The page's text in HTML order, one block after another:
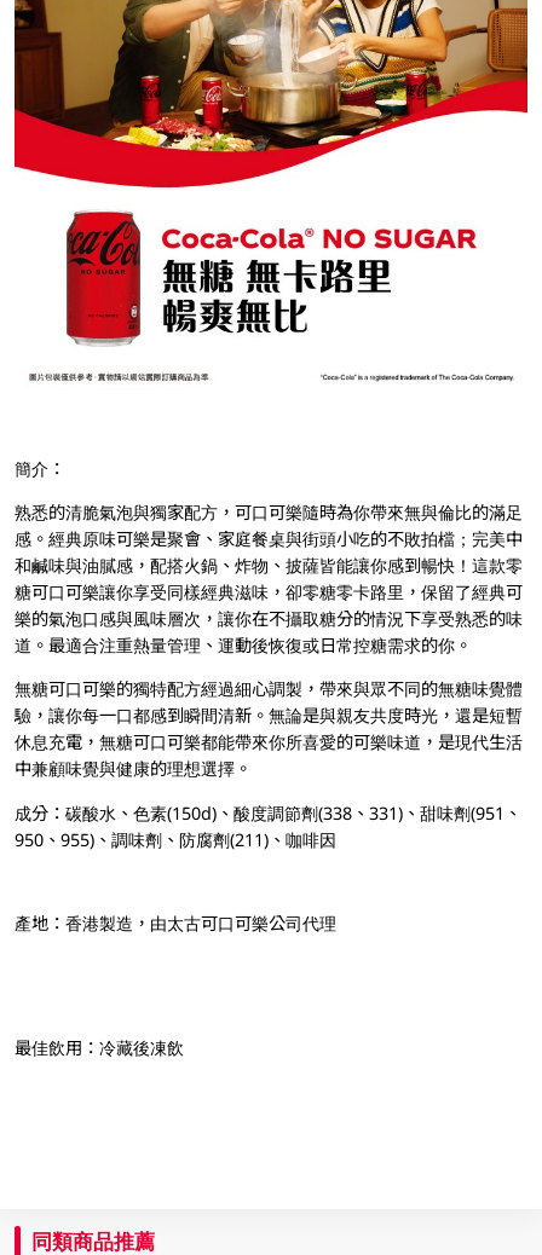
簡介：
熟悉的清脆氣泡與獨家配方，可口可樂隨時為你帶來無與倫比的滿足
感。經典原味可樂是聚會、家庭餐桌與街頭小吃的不敗拍檔；完美中
和鹹味與油膩感，配搭火鍋、炸物、披薩皆能讓你感到暢快！這款零
糖可口可樂讓你享受同樣經典滋味，卻零糖零卡路里，保留了經典可
樂的氣泡口感與風味層次，讓你在不攝取糖分的情況下享受熟悉的味
道。最適合注重熱量管理、運動後恢復或日常控糖需求的你。
無糖可口可樂的獨特配方經過細心調製，帶來與眾不同的無糖味覺體
驗，讓你每一口都感到瞬間清新。無論是與親友共度時光，還是短暫
休息充電，無糖可口可樂都能帶來你所喜愛的可樂味道，是現代生活
中兼顧味覺與健康的理想選擇。
成分：碳酸水、色素(150d)、酸度調節劑(338、331)、甜味劑(951、
950、955)、調味劑、防腐劑(211)、咖啡因
產地：香港製造，由太古可口可樂公司代理
最佳飲用：冷藏後凍飲
同類商品推薦